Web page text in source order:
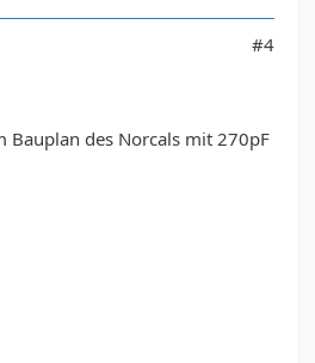
#4
Bauplan des Norcals mit 270pF